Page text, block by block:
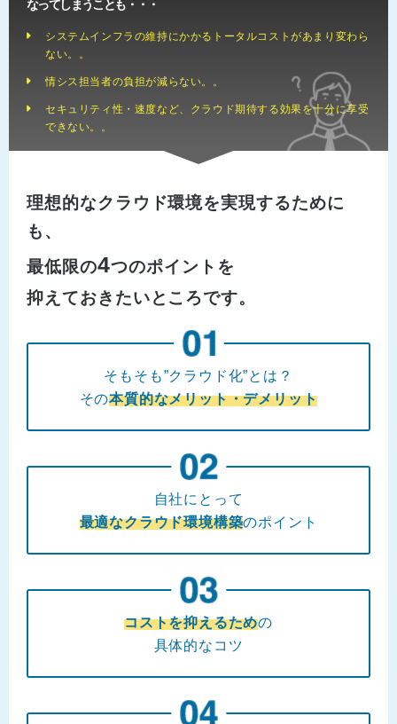
なってしまうことも・・・
システムインフラの維持にかかるトータルコストがあまり変わら
ない。。
情シス担当者の負担が減らない。。
セキュリティ性・速度など、クラウド期待する効果を十分に享受
できない。。
理想的なクラウド環境を実現するために
も、
最低限の4つのポイントを
抑えておきたいところです。
そもそも”クラウド化”とは？
その本質的なメリット・デメリット
自社にとって
最適なクラウド環境構築のポイント
コストを抑えるための
具体的なコツ